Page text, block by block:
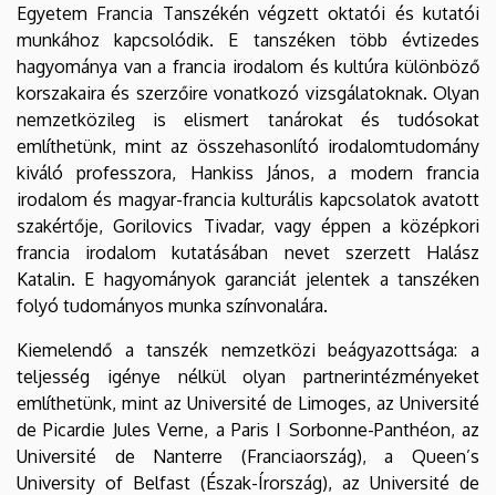
IKNyDI
Irodalom-
és
Kultúratudományok
Szekció
Egyetem Francia Tanszékén végzett oktatói és kutatói
munkához kapcsolódik. E tanszéken több évtizedes
hagyománya van a francia irodalom és kultúra különböző
korszakaira és szerzőire vonatkozó vizsgálatoknak. Olyan
nemzetközileg is elismert tanárokat és tudósokat
említhetünk, mint az összehasonlító irodalomtudomány
kiváló professzora, Hankiss János, a modern francia
irodalom és magyar-francia kulturális kapcsolatok avatott
szakértője, Gorilovics Tivadar, vagy éppen a középkori
francia irodalom kutatásában nevet szerzett Halász
Katalin. E hagyományok garanciát jelentek a tanszéken
folyó tudományos munka színvonalára.
Kiemelendő a tanszék nemzetközi beágyazottsága: a
teljesség igénye nélkül olyan partnerintézményeket
említhetünk, mint az Université de Limoges, az Université
de Picardie Jules Verne, a Paris I Sorbonne-Panthéon, az
Université de Nanterre (Franciaország), a Queen’s
University of Belfast (Észak-Írország), az Université de